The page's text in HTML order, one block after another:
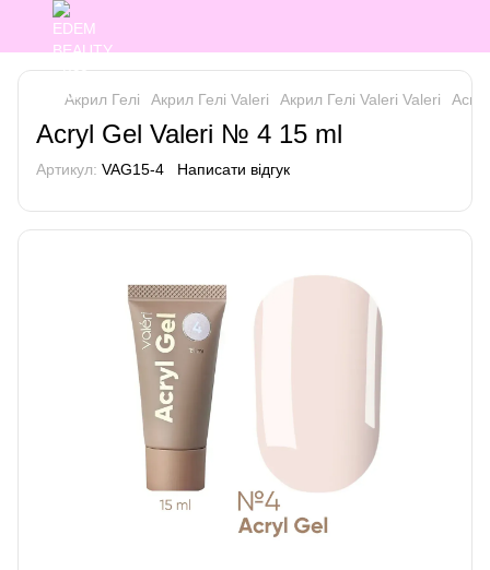
Акрил Гелі Акрил Гелі Valeri Акрил Гелі Valeri Valeri
Acryl Gel Valeri № 4 15 ml
Артикул: VAG15-4 Написати відгук